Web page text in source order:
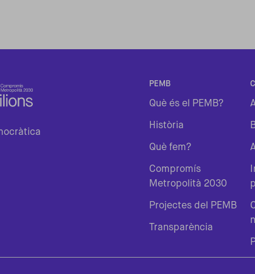
PEMB
Què és el PEMB?
Història
Què fem?
Compromís
Metropolità 2030
Projectes del PEMB
Transparència